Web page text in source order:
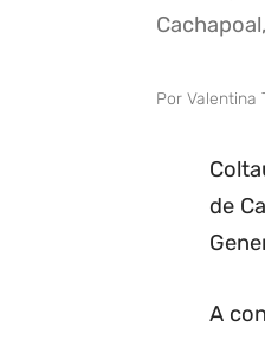
Por Valentina
de
A